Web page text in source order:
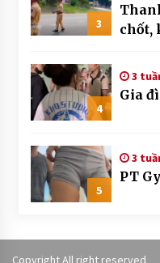
3
chốt,
4
3
Gia
5
3
PT
Copyright All right reserved